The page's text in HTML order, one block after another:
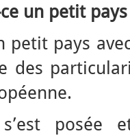
un petit pays
petit pays
des
posée